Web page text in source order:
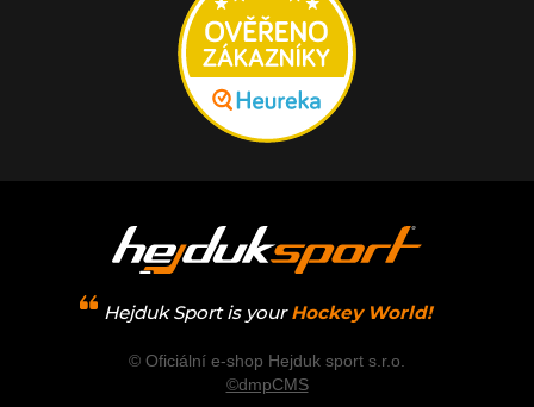
Hejduk Sport is your Hockey World!
© Oficiální e-shop Hejduk sport s.r.o.
©dmpCMS